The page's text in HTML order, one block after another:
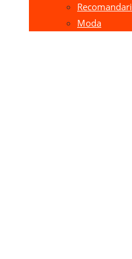
Recomandari
Moda